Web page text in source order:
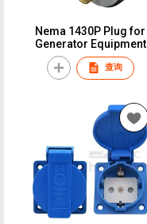
Nema 1430P Plug for
Generator Equipment
查询